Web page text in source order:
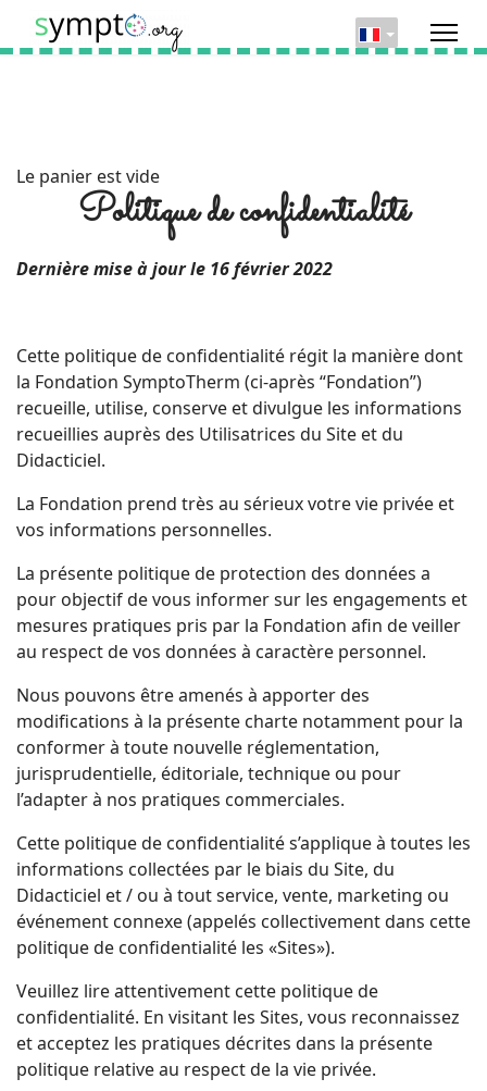
Le panier est vide
Politique de confidentialité
Dernière mise à jour le 16 février 2022
Cette politique de confidentialité régit la manière dont
la Fondation SymptoTherm (ci-après “Fondation”)
recueille, utilise, conserve et divulgue les informations
recueillies auprès des Utilisatrices du Site et du
Didacticiel.
La Fondation prend très au sérieux votre vie privée et
vos informations personnelles.
La présente politique de protection des données a
pour objectif de vous informer sur les engagements et
mesures pratiques pris par la Fondation afin de veiller
au respect de vos données à caractère personnel.
Nous pouvons être amenés à apporter des
modifications à la présente charte notamment pour la
conformer à toute nouvelle réglementation,
jurisprudentielle, éditoriale, technique ou pour
l’adapter à nos pratiques commerciales.
Cette politique de confidentialité s’applique à toutes les
informations collectées par le biais du Site, du
Didacticiel et / ou à tout service, vente, marketing ou
événement connexe (appelés collectivement dans cette
politique de confidentialité les «Sites»).
Veuillez lire attentivement cette politique de
confidentialité. En visitant les Sites, vous reconnaissez
et acceptez les pratiques décrites dans la présente
politique relative au respect de la vie privée.